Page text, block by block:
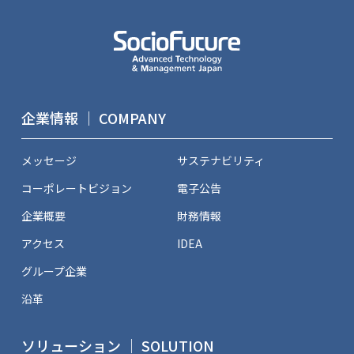
企業情報 ｜ COMPANY
メッセージ
コーポレートビジョン
企業概要
アクセス
グループ企業
沿革
サステナビリティ
電子公告
財務情報
IDEA
ソリューション ｜ SOLUTION